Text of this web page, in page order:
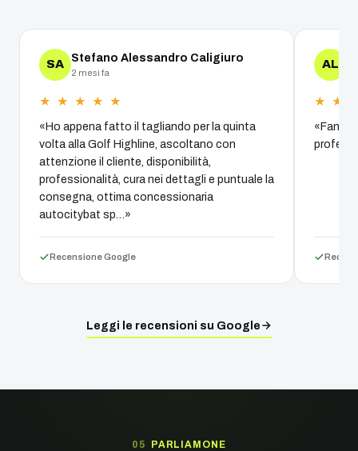
SA Stefano Alessandro Caligiuro
2 mesi fa
★ ★ ★ ★ ★
«Ho appena fatto il tagliando per la quinta
volta alla Golf Highline, ascoltano con
attenzione il cliente, disponibilità,
professionalità, cura nei dettagli e puntuale la
consegna, ottima concessionaria
autocitybat sp…»
Recensione Google
AL
★ ★
Leggi le recensioni su Google
PARLIAMONE